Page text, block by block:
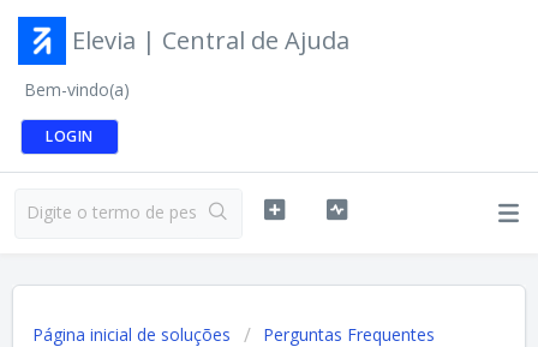
Elevia | Central de Ajuda
Bem-vindo(a)
LOGIN
Página inicial de soluções
Perguntas Frequentes